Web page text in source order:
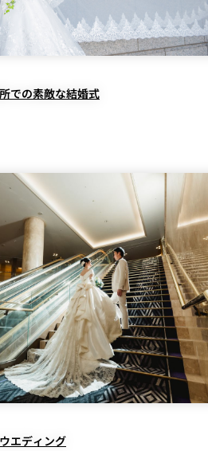
での素敵な結婚式
エディング